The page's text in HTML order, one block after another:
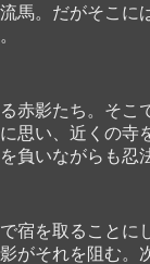
馬。だがそこ
赤影たち。そ
思い、近くの寺
負いながらも忍
宿を取ること
がそれを阻む